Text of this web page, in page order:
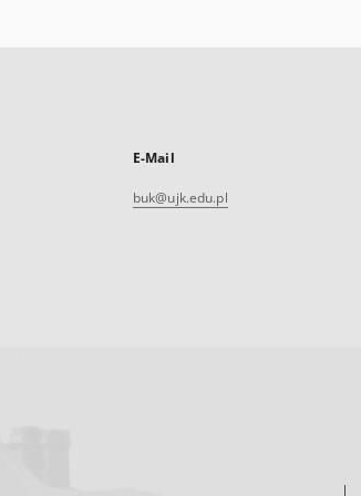
E-Mail
buk@ujk.edu.pl